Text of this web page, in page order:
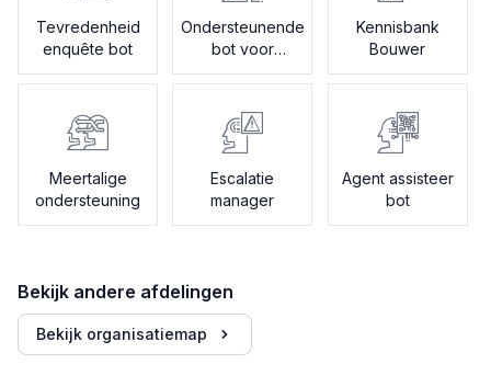
Tevredenheid
enquête bot
Ondersteunende
bot voor
onboarding
Kennisbank
Bouwer
Meertalige
ondersteuning
Escalatie
manager
Agent assisteer
bot
Bekijk andere afdelingen
Bekijk organisatiemap